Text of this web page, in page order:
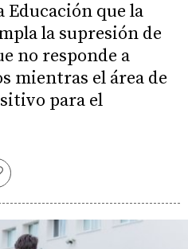
Educación que la
la supresión de
no responde a
mientras el área de
para el